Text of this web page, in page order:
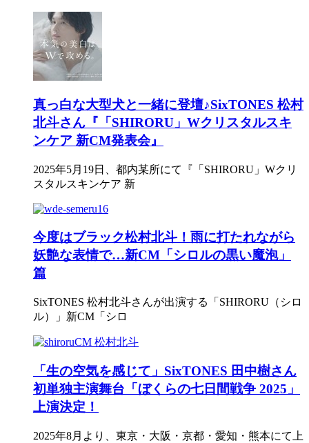
真っ白な大型犬と一緒に登壇♪SixTONES 松村
北斗さん『「SHIRORU」Wクリスタルスキ
ンケア 新CM発表会』
2025年5月19日、都内某所にて『「SHIRORU」Wクリ
スタルスキンケア 新
今度はブラック松村北斗！雨に打たれながら
妖艶な表情で…新CM「シロルの黒い魔泡」
篇
SixTONES 松村北斗さんが出演する「SHIRORU（シロ
ル）」新CM「シロ
「生の空気を感じて」SixTONES 田中樹さん
初単独主演舞台「ぼくらの七日間戦争 2025」
上演決定！
2025年8月より、東京・大阪・京都・愛知・熊本にて上